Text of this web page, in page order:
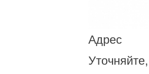
Адрес